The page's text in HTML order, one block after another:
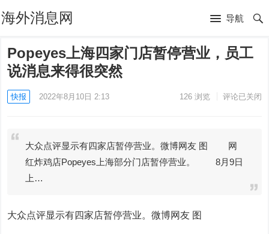
海外消息网 导航
Popeyes上海四家门店暂停营业，员工
说消息来得很突然
快报 2022年8月10日 2:13 126浏览 评论已关闭
大众点评显示有四家店暂停营业。微博网友 图 网
红炸鸡店Popeyes上海部分门店暂停营业。 8月9日
上…
大众点评显示有四家店暂停营业。微博网友 图